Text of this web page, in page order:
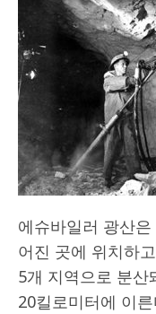
에슈바일러 광산
어진 곳에 위치하
5개 지역으로 분산
20킬로미터에 이른